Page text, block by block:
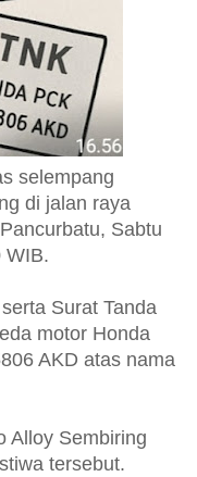
selempang
di jalan raya
Sabtu
WIB.
Surat Tanda
motor Honda
AKD atas nama
Alloy Sembiring
tersebut.